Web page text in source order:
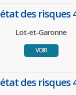
état des risques
Lot-et-Garonne
VOIR
état des risques